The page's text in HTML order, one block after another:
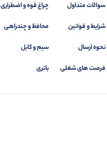
سوالات متداول
شرایط و قوانین
نحوه ارسال
فرصت های شغلی
چراغ قوه و اضطراری
محافظ و چندراهی
سیم و کابل
باتری